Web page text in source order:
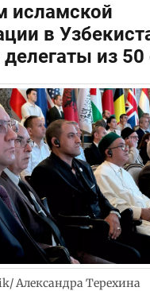
исламской
в
из 50
Александра Терехина